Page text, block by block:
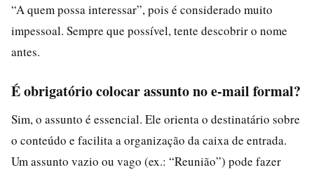
“A quem possa interessar”, pois é considerado muito
impessoal. Sempre que possível, tente descobrir o nome
antes.
É obrigatório colocar assunto no e-mail formal?
Sim, o assunto é essencial. Ele orienta o destinatário sobre
o conteúdo e facilita a organização da caixa de entrada.
Um assunto vazio ou vago (ex.: “Reunião”) pode fazer